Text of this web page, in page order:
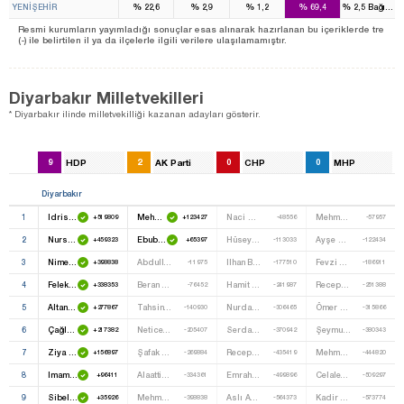
YENİŞEHİR %22,6 %2,9 % 1,2 % 69,4 % 2,5
Resmi kurumların yayımladığı sonuçlar esas alınarak hazırlanan bu içeriklerde tre
(-) ile belirtilen il ya da ilçelerle ilgili verilere ulaşılamamıştır.
Diyarbakır Milletvekilleri
* Diyarbakır ilinde milletvekilliği kazanan adayları gösterir.
9 HDP 2 AK Parti 0 CHP 0 MHP
Diyarbakır
1 +519809 Mehmet Galip Ensarioğlu +123427 -48556 Mehmet Teyar Karakoç -57957
2 +459323 Ebubekir Bal +65397 Hüseyin Cihan Taşkıran -113033 -122434
3 Nimetullah Erdoğmuş +398838 -11975 -177510 -186911
4 Feleknas Uca +338353 -76452 -241987 Recep Donat -251388
5 Altan Tan +277867 Tahsin Arslan -140930 Nurdan Erdiş -306465 -315866
6 +217382 Netice Arslan -205407 Serdar Kılıçoğlu -370942 Şeymus Bilici -380343
7 +156897 -269884 Recep Leygara -435419 Mehmet Içli -444820
8 Imam Taşcıer +96411 -334361 Emrah Anlı -499896 Celalettin Yaylak -509297
9 +35926 Mehmet Fatih Kayhan -398838 Aslı Açıkgöz -564373 -573774